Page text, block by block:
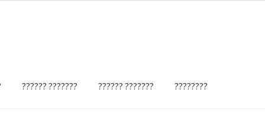
?????? ??????? ?????? ??????? ????????